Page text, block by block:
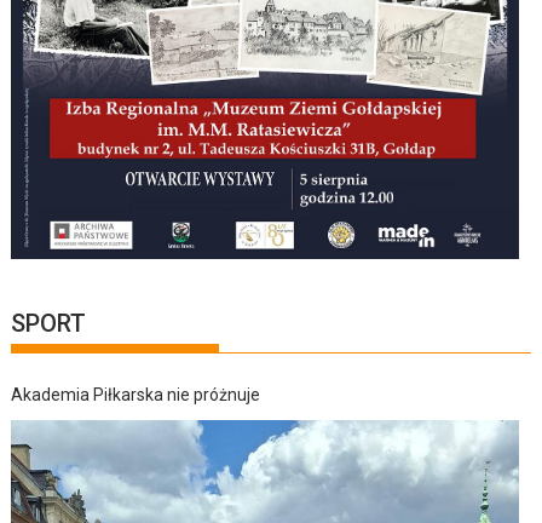
SPORT
Akademia Piłkarska nie próżnuje